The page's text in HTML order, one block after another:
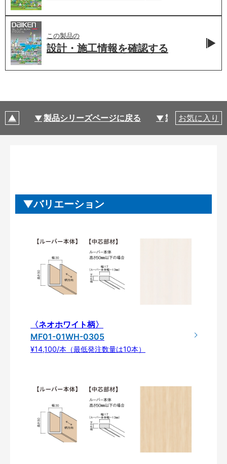
この製品の
設計・施工情報を確認する
製品シリーズページに戻る 製品仕様
お気に入り
バリエーション
〈ネオホワイト柄〉
MF01-01WH-0305
¥14,100/本（最低発注数量は10本）